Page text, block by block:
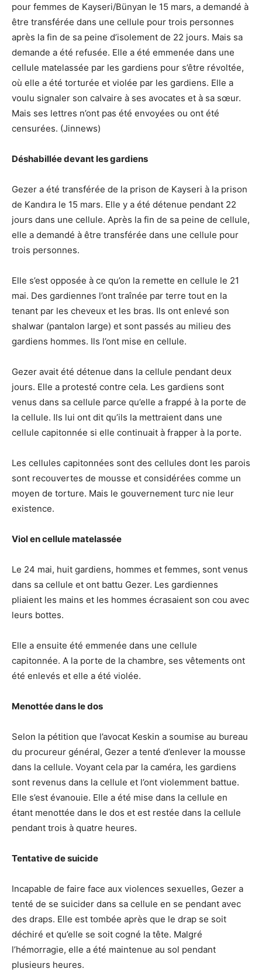
pour femmes de Kayseri/Bünyan le 15 mars, a demandé à
être transférée dans une cellule pour trois personnes
après la fin de sa peine d’isolement de 22 jours. Mais sa
demande a été refusée. Elle a été emmenée dans une
cellule matelassée par les gardiens pour s’être révoltée,
où elle a été torturée et violée par les gardiens. Elle a
voulu signaler son calvaire à ses avocates et à sa sœur.
Mais ses lettres n’ont pas été envoyées ou ont été
censurées. (Jinnews)
Déshabillée devant les gardiens
Gezer a été transférée de la prison de Kayseri à la prison
de Kandıra le 15 mars. Elle y a été détenue pendant 22
jours dans une cellule. Après la fin de sa peine de cellule,
elle a demandé à être transférée dans une cellule pour
trois personnes.
Elle s’est opposée à ce qu’on la remette en cellule le 21
mai. Des gardiennes l’ont traînée par terre tout en la
tenant par les cheveux et les bras. Ils ont enlevé son
shalwar (pantalon large) et sont passés au milieu des
gardiens hommes. Ils l’ont mise en cellule.
Gezer avait été détenue dans la cellule pendant deux
jours. Elle a protesté contre cela. Les gardiens sont
venus dans sa cellule parce qu’elle a frappé à la porte de
la cellule. Ils lui ont dit qu’ils la mettraient dans une
cellule capitonnée si elle continuait à frapper à la porte.
Les cellules capitonnées sont des cellules dont les parois
sont recouvertes de mousse et considérées comme un
moyen de torture. Mais le gouvernement turc nie leur
existence.
Viol en cellule matelassée
Le 24 mai, huit gardiens, hommes et femmes, sont venus
dans sa cellule et ont battu Gezer. Les gardiennes
pliaient les mains et les hommes écrasaient son cou avec
leurs bottes.
Elle a ensuite été emmenée dans une cellule
capitonnée. A la porte de la chambre, ses vêtements ont
été enlevés et elle a été violée.
Menottée dans le dos
Selon la pétition que l’avocat Keskin a soumise au bureau
du procureur général, Gezer a tenté d’enlever la mousse
dans la cellule. Voyant cela par la caméra, les gardiens
sont revenus dans la cellule et l’ont violemment battue.
Elle s’est évanouie. Elle a été mise dans la cellule en
étant menottée dans le dos et est restée dans la cellule
pendant trois à quatre heures.
Tentative de suicide
Incapable de faire face aux violences sexuelles, Gezer a
tenté de se suicider dans sa cellule en se pendant avec
des draps. Elle est tombée après que le drap se soit
déchiré et qu’elle se soit cogné la tête. Malgré
l’hémorragie, elle a été maintenue au sol pendant
plusieurs heures.